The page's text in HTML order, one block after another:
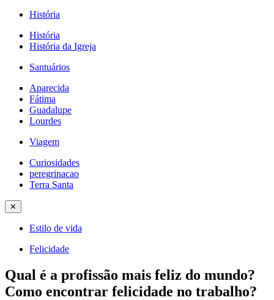
História
História
História da Igreja
Santuários
Aparecida
Fátima
Guadalupe
Lourdes
Viagem
Curiosidades
peregrinacao
Terra Santa
✕
Estilo de vida
Felicidade
Qual é a profissão mais feliz do mundo?
Como encontrar felicidade no trabalho?